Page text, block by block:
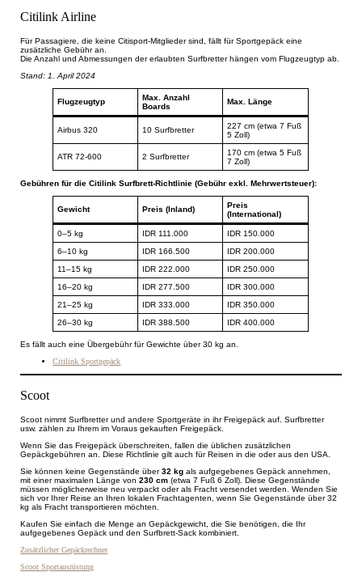
Citilink Airline
Für Passagiere, die keine Citisport-Mitglieder sind, fällt für Sportgepäck eine
zusätzliche Gebühr an.
Die Anzahl und Abmessungen der erlaubten Surfbretter hängen vom Flugzeugtyp ab.
Stand: 1. April 2024
Flugzeugtyp
Max. Anzahl
Boards
Max. Länge
Airbus 320 10 Surfbretter
227 cm (etwa 7 Fuß
5 Zoll)
ATR 72-600 2 Surfbretter
170 cm (etwa 5 Fuß
7 Zoll)
Gebühren für die Citilink Surfbrett-Richtlinie (Gebühr exkl. Mehrwertsteuer):
Gewicht Preis (Inland)
Preis
(International)
0–5 kg IDR 111.000
IDR 150.000
6–10 kg
IDR 166.500
IDR 200.000
11–15 kg
IDR 222.000
IDR 250.000
16–20 kg
IDR 277.500
IDR 300.000
21–25 kg
IDR 333.000
IDR 350.000
26–30 kg
IDR 388.500 IDR 400.000
Es fällt auch eine Übergebühr für Gewichte über 30 kg an.
Citilink Sportgepäck
Scoot
Scoot nimmt Surfbretter und andere Sportgeräte in ihr Freigepäck auf. Surfbretter
usw. zählen zu Ihrem im Voraus gekauften Freigepäck.
Wenn Sie das Freigepäck überschreiten, fallen die üblichen zusätzlichen
Gepäckgebühren an. Diese Richtlinie gilt auch für Reisen in die oder aus den USA.
Sie können keine Gegenstände über32 kg als aufgegebenes Gepäck annehmen,
mit einer maximalen Länge von230 cm (etwa 7 Fuß 6 Zoll). Diese Gegenstände
müssen möglicherweise neu verpackt oder als Fracht versendet werden. Wenden Sie
sich vor Ihrer Reise an Ihren lokalen Frachtagenten, wenn Sie Gegenstände über 32
kg als Fracht transportieren möchten.
Kaufen Sie einfach die Menge an Gepäckgewicht, die Sie benötigen, die Ihr
aufgegebenes Gepäck und den Surfbrett-Sack kombiniert.
Zusätzlicher Gepäckrechner
Scoot Sportausrüstung